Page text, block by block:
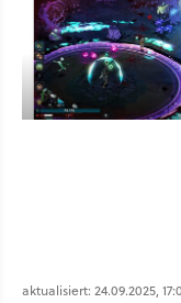
aktualisiert: 24.09.2025,